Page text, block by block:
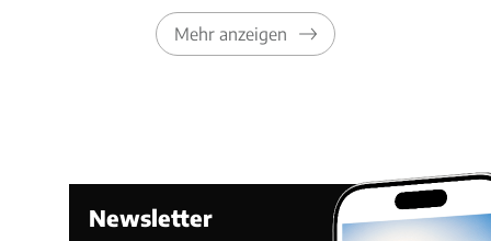
Mehr anzeigen
Newsletter